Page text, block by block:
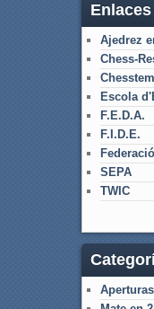
Ajedrez
Chess-
Escola
F.E.D.A.
F.I.D.E.
SEPA
TWIC
Aperturas